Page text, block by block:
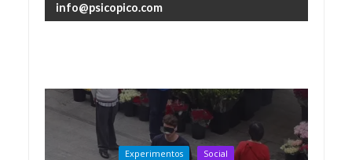
info@psicopico.com
Experimentos Social